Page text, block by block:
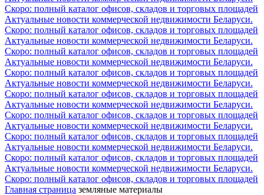
Скоро: полный каталог офисов, складов и торговых площадей
Актуальные новости коммерческой недвижимости Беларуси.
Скоро: полный каталог офисов, складов и торговых площадей
Актуальные новости коммерческой недвижимости Беларуси.
Скоро: полный каталог офисов, складов и торговых площадей
Актуальные новости коммерческой недвижимости Беларуси.
Скоро: полный каталог офисов, складов и торговых площадей
Актуальные новости коммерческой недвижимости Беларуси.
Скоро: полный каталог офисов, складов и торговых площадей
Актуальные новости коммерческой недвижимости Беларуси.
Скоро: полный каталог офисов, складов и торговых площадей
Актуальные новости коммерческой недвижимости Беларуси.
Скоро: полный каталог офисов, складов и торговых площадей
Актуальные новости коммерческой недвижимости Беларуси.
Скоро: полный каталог офисов, складов и торговых площадей
Актуальные новости коммерческой недвижимости Беларуси.
Скоро: полный каталог офисов, складов и торговых площадей
Главная страница земляные материалы